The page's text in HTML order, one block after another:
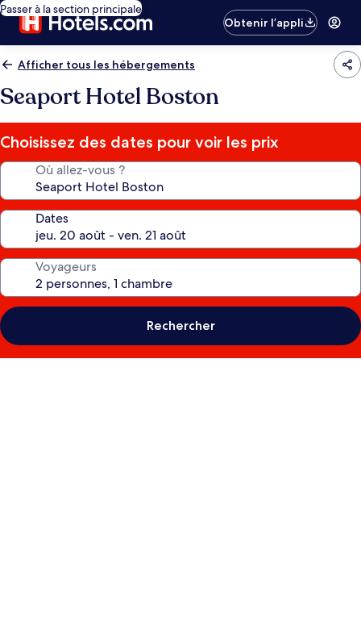
Passer à la section principale
Obtenir l’appli
Afficher tous les hébergements
Seaport Hotel Boston
Choisissez des dates pour voir les prix
Où allez-vous ?
Dates
Voyageurs
Rechercher